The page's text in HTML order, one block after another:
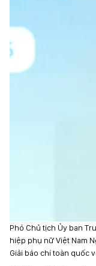
Phó Chủ tịch Ủy ban
hiệp phụ nữ Việt Nam
Giải báo chí toàn quốc